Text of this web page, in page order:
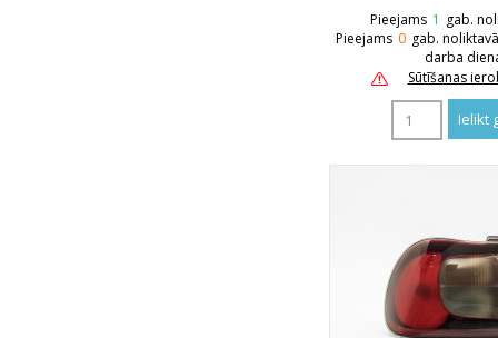
Pieejams 1 gab.
Pieejams 0 gab.
darba
Sūtīšanas